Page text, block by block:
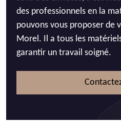
des professionnels en la
pouvons vous proposer de
Morel. Il a tous les
garantir un travail soigné.